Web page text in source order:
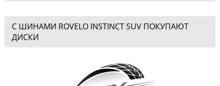
С ШИНАМИ ROVELO INSTINCT SUV ПОКУПАЮТ
ДИСКИ